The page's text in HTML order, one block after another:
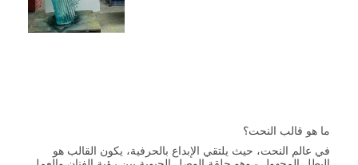
ما هو قالب النحت؟
في عالم النحت، حيث يلتقي الإبداع بالحرفية، يكون القالب هو